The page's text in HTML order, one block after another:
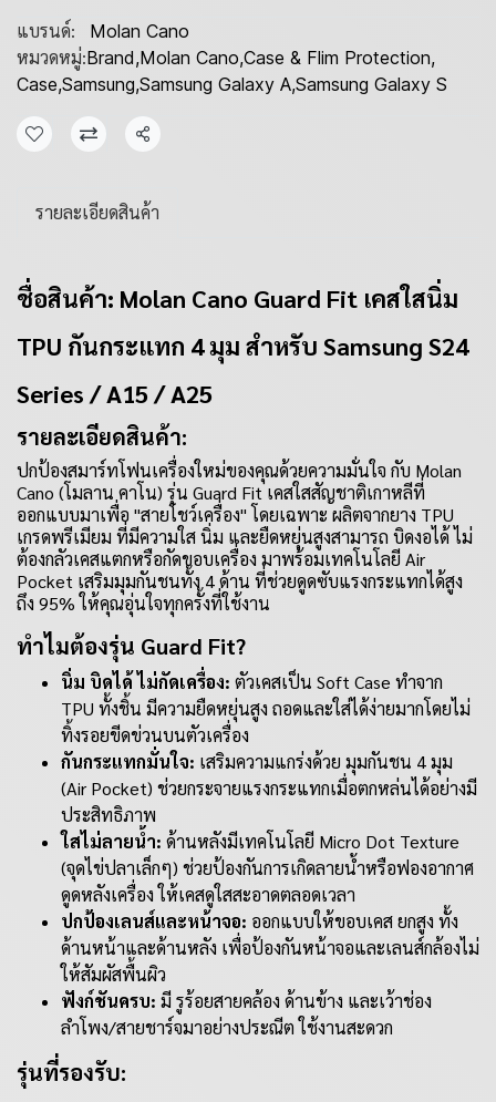
แบรนด์:
Molan Cano
หมวดหมู่:Brand,Molan Cano,Case & Flim Protection,
Case,Samsung,Samsung Galaxy A,Samsung Galaxy S
แชร์
รายละเอียดสินค้า
ชื่อสินค้า: Molan Cano Guard Fit เคสใสนิ่ม
TPU กันกระแทก 4 มุม สำหรับ Samsung S24
Series / A15 / A25
รายละเอียดสินค้า:
ปกป้องสมาร์ทโฟนเครื่องใหม่ของคุณด้วยความมั่นใจ กับ Molan
Cano (โมลาน คาโน) รุ่น Guard Fit เคสใสสัญชาติเกาหลีที่
ออกแบบมาเพื่อ "สายโชว์เครื่อง" โดยเฉพาะ ผลิตจากยาง TPU
เกรดพรีเมียม ที่มีความใส นิ่ม และยืดหยุ่นสูงสามารถ บิดงอได้ ไม่
ต้องกลัวเคสแตกหรือกัดขอบเครื่อง มาพร้อมเทคโนโลยี Air
Pocket เสริมมุมกันชนทั้ง 4 ด้าน ที่ช่วยดูดซับแรงกระแทกได้สูง
ถึง 95% ให้คุณอุ่นใจทุกครั้งที่ใช้งาน
ทำไมต้องรุ่น Guard Fit?
นิ่ม บิดได้ ไม่กัดเครื่อง: ตัวเคสเป็น Soft Case ทำจาก
TPU ทั้งชิ้น มีความยืดหยุ่นสูง ถอดและใส่ได้ง่ายมากโดยไม่
ทิ้งรอยขีดข่วนบนตัวเครื่อง
กันกระแทกมั่นใจ: เสริมความแกร่งด้วย มุมกันชน 4 มุม
(Air Pocket) ช่วยกระจายแรงกระแทกเมื่อตกหล่นได้อย่างมี
ประสิทธิภาพ
ใสไม่ลายน้ำ: ด้านหลังมีเทคโนโลยี Micro Dot Texture
(จุดไข่ปลาเล็กๆ) ช่วยป้องกันการเกิดลายน้ำหรือฟองอากาศ
ดูดหลังเครื่อง ให้เคสดูใสสะอาดตลอดเวลา
ปกป้องเลนส์และหน้าจอ: ออกแบบให้ขอบเคส ยกสูง ทั้ง
ด้านหน้าและด้านหลัง เพื่อป้องกันหน้าจอและเลนส์กล้องไม่
ให้สัมผัสพื้นผิว
ฟังก์ชันครบ: มี รูร้อยสายคล้อง ด้านข้าง และเว้าช่อง
ลำโพง/สายชาร์จมาอย่างประณีต ใช้งานสะดวก
รุ่นที่รองรับ: